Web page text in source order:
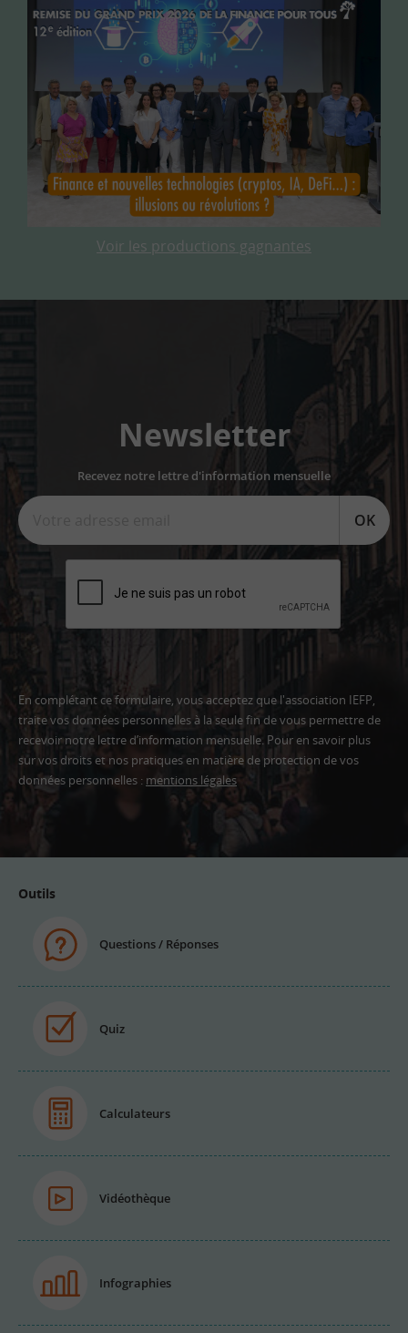
Voir les productions gagnantes
Newsletter
Recevez notre lettre d'information mensuelle
OK
En complétant ce formulaire, vous acceptez que l'association IEFP,
traite vos données personnelles à la seule fin de vous permettre de
recevoir notre lettre d’information mensuelle. Pour en savoir plus
sur vos droits et nos pratiques en matière de protection de vos
données personnelles : mentions légales
Outils
Questions / Réponses
Quiz
Calculateurs
Vidéothèque
Infographies